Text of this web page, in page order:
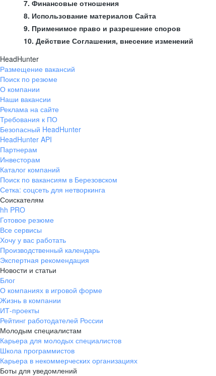
7. Финансовые отношения
8. Использование материалов Сайта
9. Применимое право и разрешение споров
10. Действие Соглашения, внесение изменений
HeadHunter
Размещение вакансий
Поиск по резюме
О компании
Наши вакансии
Реклама на сайте
Требования к ПО
Безопасный HeadHunter
HeadHunter API
Партнерам
Инвесторам
Каталог компаний
Поиск по вакансиям в Березовском
Сетка: соцсеть для нетворкинга
Соискателям
hh PRO
Готовое резюме
Все сервисы
Хочу у вас работать
Производственный календарь
Экспертная рекомендация
Новости и статьи
Блог
О компаниях в игровой форме
Жизнь в компании
ИТ-проекты
Рейтинг работодателей России
Молодым специалистам
Карьера для молодых специалистов
Школа программистов
Карьера в некоммерческих организациях
Боты для уведомлений